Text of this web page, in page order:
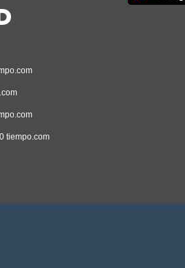
tiempo.com